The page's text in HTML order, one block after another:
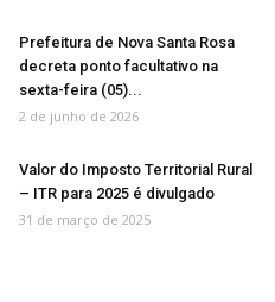
Prefeitura de Nova Santa Rosa
decreta ponto facultativo na
sexta-feira (05)...
2 de junho de 2026
Valor do Imposto Territorial Rural
– ITR para 2025 é divulgado
31 de março de 2025